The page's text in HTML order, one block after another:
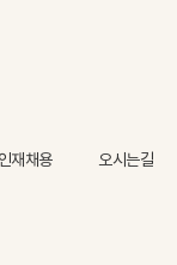
인재채용 오시는길